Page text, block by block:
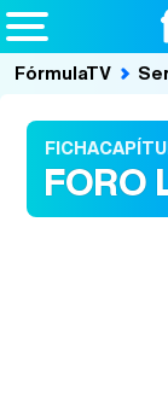
FórmulaTV
FICHA
FORO